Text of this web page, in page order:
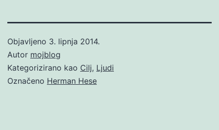
Objavljeno 3. lipnja 2014.
Autor mojblog
Kategorizirano kao Cilj, Ljudi
Označeno Herman Hese